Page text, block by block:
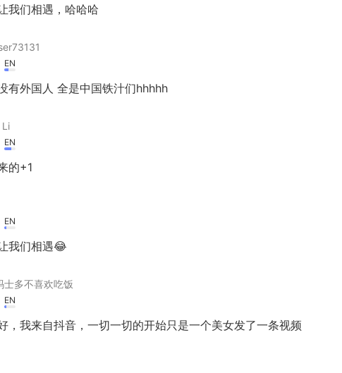
我们相遇，哈哈哈
EN
有外国人 全是中国铁汁们hhhhh
Li
EN
的+1
EN
我们相遇😂
士多不喜欢吃饭
EN
，我来自抖音，一切一切的开始只是一个美女发了一条视频